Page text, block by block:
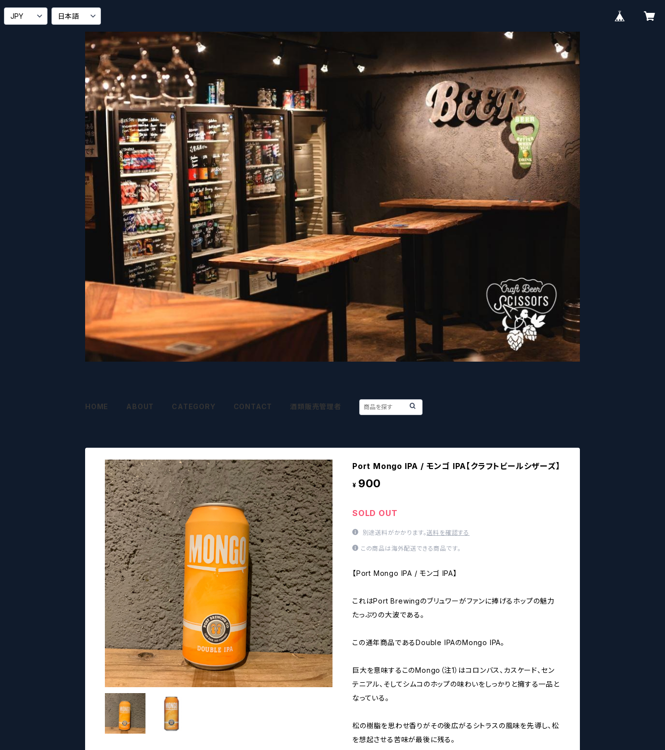
HOME ABOUT CATEGORY CONTACT 酒類販売管理者
Port Mongo IPA / モンゴ IPA【クラフトビールシザーズ】
¥ 900
SOLD OUT
別途送料がかかります。送料を確認する
この商品は海外配送できる商品です。
【Port Mongo IPA / モンゴ IPA】
これはPort Brewingのブリュワーがファンに捧げるホップの魅力
たっぷりの大波である。
この通年商品であるDouble IPAのMongo IPA。
巨大を意味するこのMongo（注1）はコロンバス、カスケード、セン
テニアル、そしてシムコのホップの味わいをしっかりと擁する一品と
なっている。
松の樹脂を思わせ香りがその後広がるシトラスの風味を先導し、松
を想起させる苦味が最後に残る。